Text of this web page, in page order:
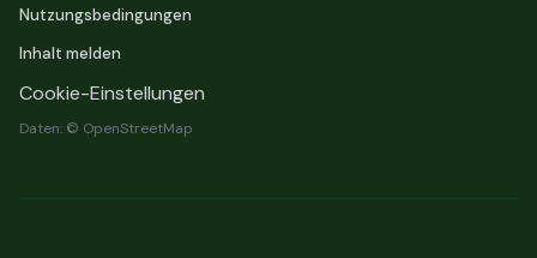
Nutzungsbedingungen
Inhalt melden
Cookie-Einstellungen
Daten: © OpenStreetMap